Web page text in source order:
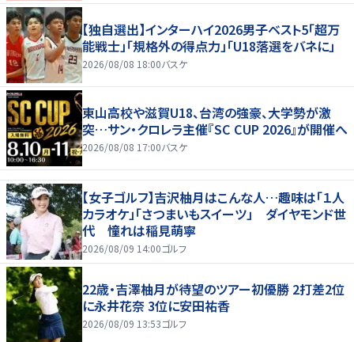
【独自選出】インターハイ2026男子ベスト5「超万
能戦士」「規格外の得点力」「U18落選をバネに」
2026/08/08 18:00バスケ
東山高校や滋賀U18、台湾の強豪、大学勢が激
突…サン・クロレラ主催『SC CUP 2026』が開催へ
2026/08/08 17:00バスケ
【女子ゴルフ】吉沢柚月はこんな人…趣味は「１人
カラオケ」「さつまいもスイーツ」 ダイヤモンド世
代 憧れは稲見萌寧
2026/08/09 14:00ゴルフ
22歳・吉澤柚月が待望のツアー初優勝 2打差2位
に永井花奈 3位に安田祐香
2026/08/09 13:53ゴルフ